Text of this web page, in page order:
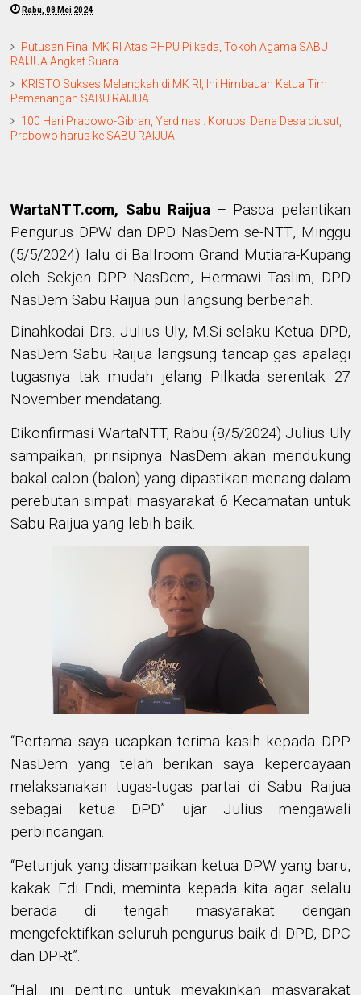
Rabu, 08 Mei 2024
Putusan Final MK RI Atas PHPU Pilkada, Tokoh Agama SABU
RAIJUA Angkat Suara
KRISTO Sukses Melangkah di MK RI, Ini Himbauan Ketua Tim
Pemenangan SABU RAIJUA
100 Hari Prabowo-Gibran, Yerdinas : Korupsi Dana Desa diusut,
Prabowo harus ke SABU RAIJUA
WartaNTT.com, Sabu Raijua– Pasca pelantikan
Pengurus DPW dan DPD NasDem se-NTT, Minggu
(5/5/2024) lalu di Ballroom Grand Mutiara-Kupang
oleh Sekjen DPP NasDem, Hermawi Taslim, DPD
NasDem Sabu Raijua pun langsung berbenah.
Dinahkodai Drs. Julius Uly, M.Si selaku Ketua DPD,
NasDem Sabu Raijua langsung tancap gas apalagi
tugasnya tak mudah jelang Pilkada serentak 27
November mendatang.
Dikonfirmasi WartaNTT, Rabu (8/5/2024) Julius Uly
sampaikan, prinsipnya NasDem akan mendukung
bakal calon (balon) yang dipastikan menang dalam
perebutan simpati masyarakat 6 Kecamatan untuk
Sabu Raijua yang lebih baik.
“Pertama saya ucapkan terima kasih kepada DPP
NasDemyang telah berikan saya kepercayaan
melaksanakan tugas-tugas partai di Sabu Raijua
sebagai ketua DPD” ujar Julius mengawali
perbincangan.
“Petunjuk yang disampaikan ketua DPW yang baru,
kakak Edi Endi, meminta kepada kita agar selalu
berada di
tengah masyarakat dengan
mengefektifkan seluruh pengurus baik di DPD, DPC
dan DPRt”.
“Hal ini penting untuk meyakinkan masyarakat